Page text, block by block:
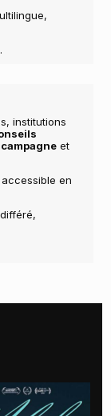
institutions
et
en